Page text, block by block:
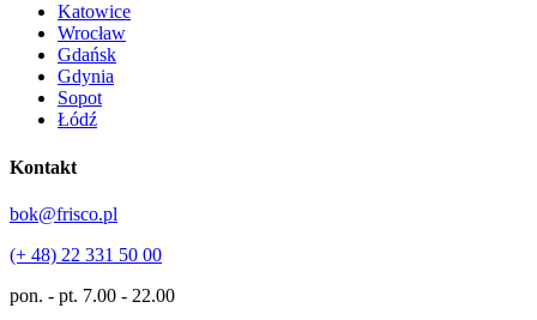
Katowice
Wrocław
Gdańsk
Gdynia
Sopot
Łódź
Kontakt
bok@frisco.pl
(+ 48) 22 331 50 00
pon. - pt. 7.00 - 22.00